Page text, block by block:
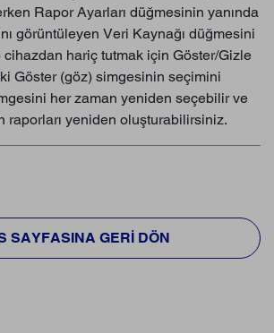
Rapor Ayarları düğmesinin yanında
görüntüleyen Veri Kaynağı düğmesini
cihazdan hariç tutmak için Göster/Gizle
Göster (göz) simgesinin seçimini
her zaman yeniden seçebilir ve
raporları yeniden oluşturabilirsiniz.
SAYFASINA GERI DÖN